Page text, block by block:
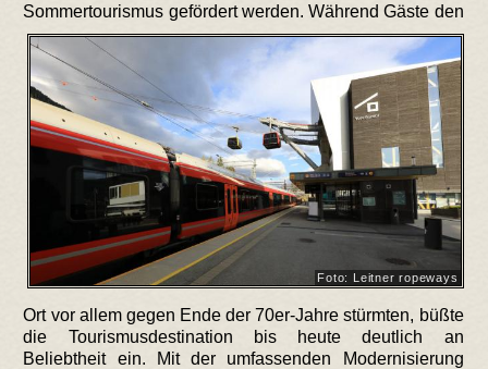
Sommertourismus gefördert werden.
Foto: Leitner ropeways
Während Gäste den
Ort vor allem gegen Ende der 70er-Jahre stürmten, büßte
die Tourismusdestination bis heute deutlich an
Beliebtheit ein. Mit der umfassenden Modernisierung